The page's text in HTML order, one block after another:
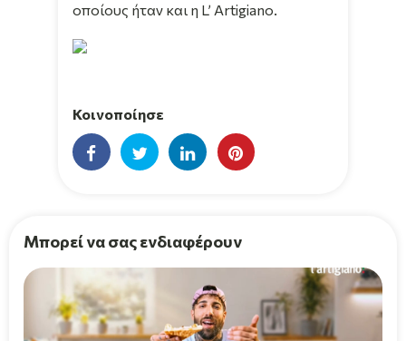
οποίους ήταν και η L’ Artigiano.
Κοινοποίησε
Μπορεί να σας ενδιαφέρουν